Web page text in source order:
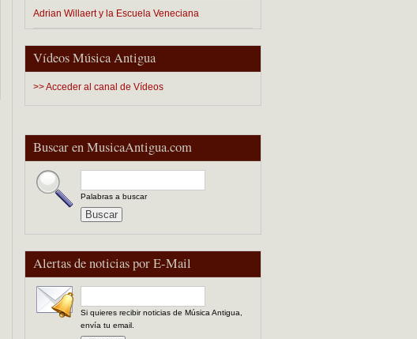
Adrian Willaert y la Escuela Veneciana
Vídeos Música Antigua
>> Acceder al canal de Vídeos
Buscar en MusicaAntigua.com
Palabras a buscar
Alertas de noticias por E-Mail
Si quieres recibir noticias de Música Antigua,
envía tu email.